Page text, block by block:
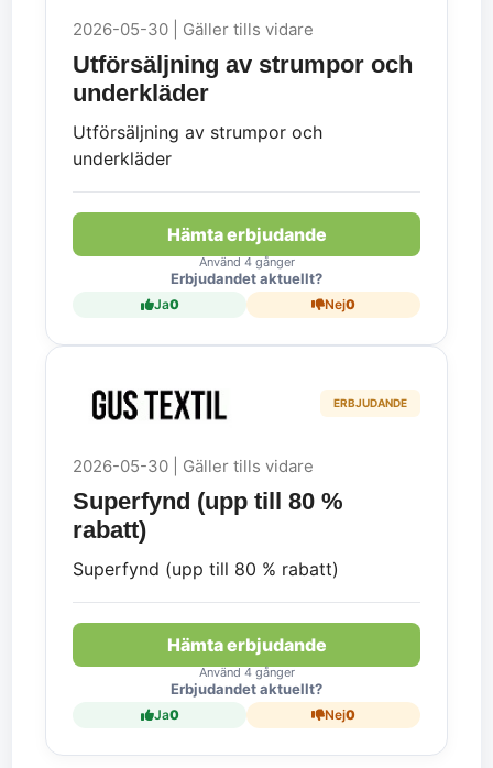
2026-05-30 | Gäller tills vidare
Utförsäljning av strumpor och
underkläder
Utförsäljning av strumpor och
underkläder
Hämta erbjudande
Använd 4 gånger
Erbjudandet aktuellt?
Ja0 Nej0
ERBJUDANDE
2026-05-30 | Gäller tills vidare
Superfynd (upp till 80 %
rabatt)
Superfynd (upp till 80 % rabatt)
Hämta erbjudande
Använd 4 gånger
Erbjudandet aktuellt?
Ja0 Nej0